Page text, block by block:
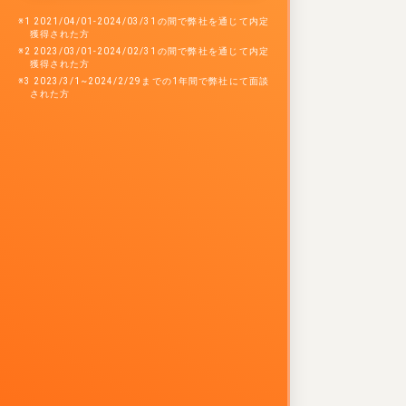
※1 2021/04/01-2024/03/31の間で弊社を通じて内定
獲得された方
※2 2023/03/01-2024/02/31の間で弊社を通じて内定
獲得された方
※3 2023/3/1~2024/2/29までの1年間で弊社にて面談
された方